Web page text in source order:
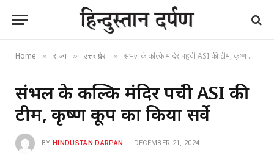
Home » राज्य » उत्तर प्रदेश » संभल के कल्कि मंदिर पहुंची ASI की टीम, कृष्ण कूप का किया सर्वे
संभल के कल्कि मंदिर पहुंची ASI की
टीम, कृष्ण कूप का किया सर्वे
BY HINDUSTAN DARPAN DECEMBER 21, 2024